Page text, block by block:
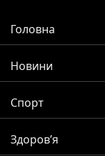
Головна
Новини
Спорт
Здоров’я